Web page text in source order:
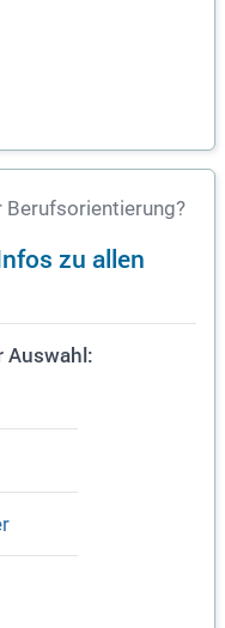
Berufsorientierung?
zu allen
Auswahl: